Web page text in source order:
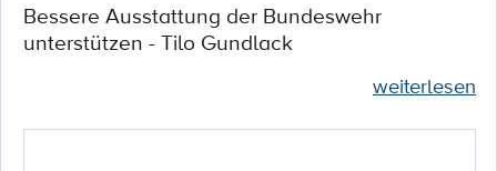
Bessere Ausstattung der Bundeswehr
unterstützen - Tilo Gundlack
weiterlesen